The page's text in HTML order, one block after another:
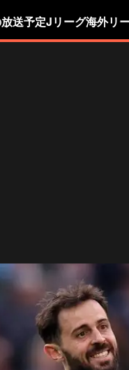
送予定Jリーグ海外リ